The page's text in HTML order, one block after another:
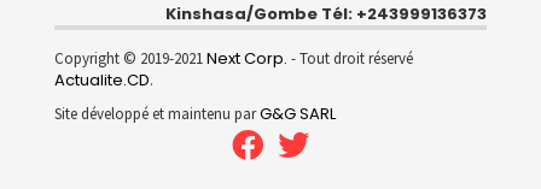
Kinshasa/Gombe Tél: +243999136373
Copyright © 2019-2021Next Corp. - Tout droit réservé
Actualite.CD.
Site développé et maintenu parG&G SARL